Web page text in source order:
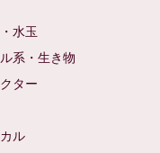
水玉
系・生き物
ター
ル